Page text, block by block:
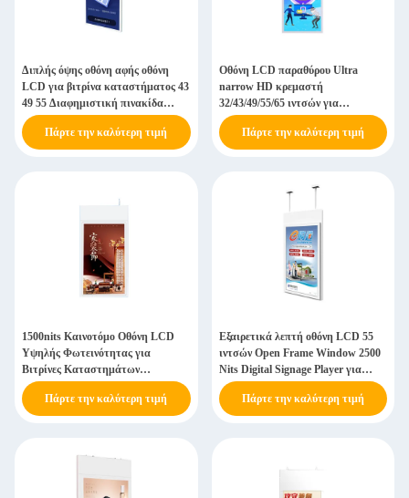
Διπλής όψης οθόνη αφής οθόνη
LCD για βιτρίνα καταστήματος 43
49 55 Διαφημιστική πινακίδα
Πίνακες μενού Διαφημιστικές
πινακίδεςΠάρτε την καλύτερη τιμή
Οθόνη LCD παραθύρου Ultra
narrow HD κρεμαστή
32/43/49/55/65 ιντσών για
κατάστημα τσαγιού γάλακτος
Πάρτε την καλύτερη τιμή
1500nits Καινοτόμο Οθόνη LCD
Υψηλής Φωτεινότητας για
Βιτρίνες Καταστημάτων
Λειτουργικό Σύστημα Android 11
Πάρτε την καλύτερη τιμή
Εξαιρετικά λεπτή οθόνη LCD 55
ιντσών Open Frame Window 2500
Nits Digital Signage Player για
ανελκυστήρα καταστημάτων
Πάρτε την καλύτερη τιμή